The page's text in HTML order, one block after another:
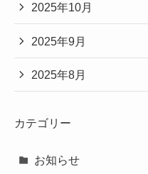
2025年10月
2025年9月
2025年8月
カテゴリー
お知らせ